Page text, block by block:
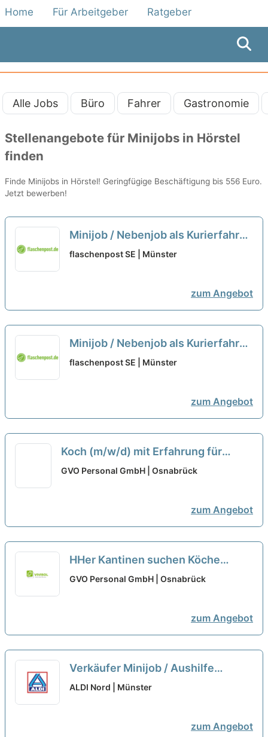
Home Für Arbeitgeber Ratgeber
Alle Jobs Büro Fahrer Gastronomie
Stellenangebote für Minijobs in Hörstel
finden
Finde Minijobs in Hörstel! Geringfügige Beschäftigung bis 556 Euro.
Jetzt bewerben!
Minijob / Nebenjob als Kurierfahrer
(m/w/d) neu
flaschenpost SE | Münster
zum Angebot
Minijob / Nebenjob als Kurierfahrer
(m/w/d) neu
flaschenpost SE | Münster
zum Angebot
Koch (m/w/d) mit Erfahrung für
Kantine mit freiem Wochenende
GVO Personal GmbH | Osnabrück
zum Angebot
HHer Kantinen suchen Köche
(m/w/d)-Nebenwirkung freie
GVO Personal GmbH | Osnabrück
zum Angebot
Verkäufer Minijob / Aushilfe
(m/w/d) neu
ALDI Nord | Münster
zum Angebot